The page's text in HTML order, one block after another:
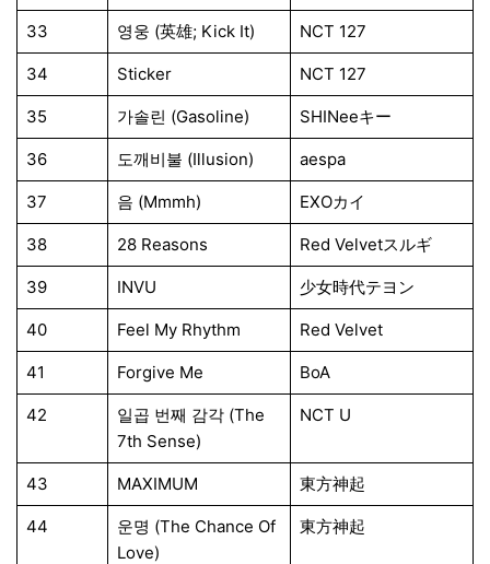
33 영웅 (英雄; Kick It) NCT 127
34 Sticker NCT 127
35 가솔린 (Gasoline) SHINeeキー
36 도깨비불 (Illusion) aespa
37 음 (Mmmh) EXOカイ
38 28 Reasons Red Velvetスルギ
39 INVU 少女時代テヨン
40 Feel My Rhythm Red Velvet
41 Forgive Me BoA
42
일곱 번째 감각 (The
7th Sense)
NCT U
43 MAXIMUM 東方神起
44
운명 (The Chance Of
Love)
東方神起